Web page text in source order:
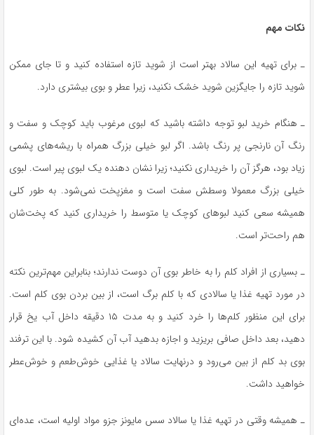
نکات مهم
ـ برای تهیه این سالاد بهتر است از شوید تازه استفاده کنید و تا جای ممکن
شوید تازه را جایگزین شوید خشک نکنید، زیرا عطر و بوی بیشتری دارد.
ـ هنگام خرید لبو توجه داشته باشید که لبوی مرغوب باید کوچک و سفت و
رنگ آن نارنجی پر رنگ باشد. اگر لبو خیلی بزرگ همراه با ریشه‌های پشمی
زیاد بود، هرگز آن را خریداری نکنید؛ زیرا نشان دهنده یک لبوی پیر است. لبوی
خیلی بزرگ معمولا وسطش سفت است و مغزپخت نمی‌شود. به طور کلی
همیشه سعی کنید لبو‌های کوچک یا متوسط را خریداری کنید که پخت‌شان
هم راحت‌تر است.
ـ بسیاری از افراد کلم را به خاطر بوی آن دوست ندارند؛ بنابراین مهم‌ترین نکته
در مورد تهیه غذا یا سالادی که با کلم برگ است، از بین بردن بوی کلم است.
برای این منظور کلم‌ها را خرد کنید و به مدت ۱۵ دقیقه داخل آب یخ قرار
دهید، بعد داخل صافی بریزید و اجازه بدهید آب آن کشیده شود. با این ترفند
بوی بد کلم از بین می‌رود و درنهایت سالاد یا غذایی خوش‌طعم و خوش‌عطر
خواهید داشت.
ـ همیشه وقتی در تهیه غذا یا سالاد سس مایونز جزو مواد اولیه است، عده‌ای